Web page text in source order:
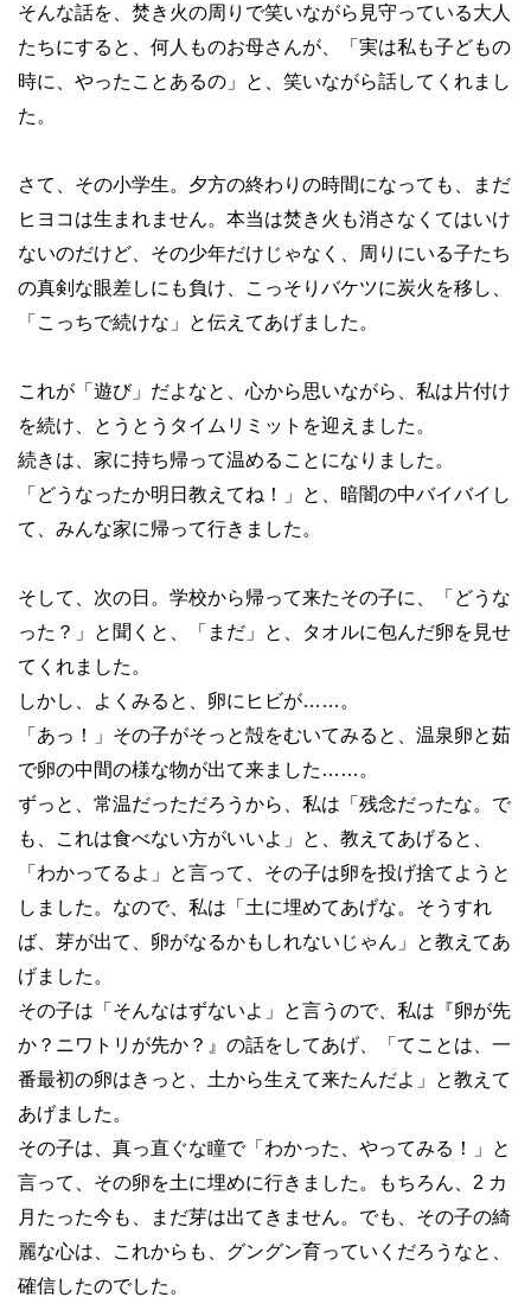
そんな話を、焚き火の周りで笑いながら見守っている大人
たちにすると、何人ものお母さんが、「実は私も子どもの
時に、やったことあるの」と、笑いながら話してくれまし
た。
さて、その小学生。夕方の終わりの時間になっても、まだ
ヒヨコは生まれません。本当は焚き火も消さなくてはいけ
ないのだけど、その少年だけじゃなく、周りにいる子たち
の真剣な眼差しにも負け、こっそりバケツに炭火を移し、
「こっちで続けな」と伝えてあげました。
これが「遊び」だよなと、心から思いながら、私は片付け
を続け、とうとうタイムリミットを迎えました。
続きは、家に持ち帰って温めることになりました。
「どうなったか明日教えてね！」と、暗闇の中バイバイし
て、みんな家に帰って行きました。
そして、次の日。学校から帰って来たその子に、「どうな
った？」と聞くと、「まだ」と、タオルに包んだ卵を見せ
てくれました。
しかし、よくみると、卵にヒビが…… 。
「あっ！」その子がそっと殻をむいてみると、温泉卵と茹
で卵の中間の様な物が出て来ました …… 。
ずっと、常温だっただろうから、私は「残念だったな。で
も、これは食べない方がいいよ」と、教えてあげると、
「わかってるよ」と言って、その子は卵を投げ捨てようと
しました。なので、私は「土に埋めてあげな。そうすれ
ば、芽が出て、卵がなるかもしれないじゃん」と教えてあ
げました。
その子は「そんなはずないよ」と言うので、私は『卵が先
か？ニワトリが先か？』の話をしてあげ、「てことは、一
番最初の卵はきっと、土から生えて来たんだよ」と教えて
あげました。
その子は、真っ直ぐな瞳で「わかった、やってみる！」と
言って、その卵を土に埋めに行きました。もちろん、 2 カ
月たった今も、まだ芽は出てきません。でも、その子の綺
麗な心は、これからも、グングン育っていくだろうなと、
確信したのでした。